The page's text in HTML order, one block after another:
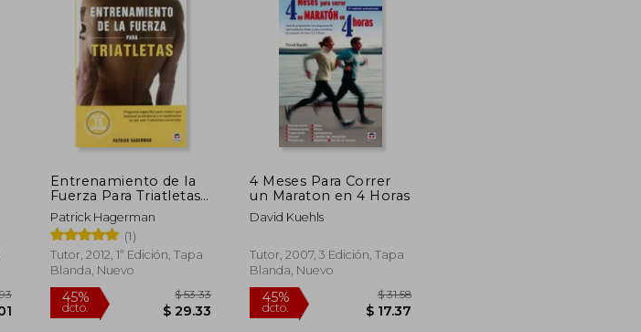
Entrenamiento de la
Fuerza Para Triatletas:
Programa Especifico p
ara Triatlon que Mejora
la Eficacia y el
Rendimiento en tan
Solo 3 Sesiones
Patrick Hagerman
(1)
Tutor, 2012, 1ª Edición, Tapa
Blanda, Nuevo
4 Meses Para Correr
un Maraton en 4 Horas
David Kuehls
Tutor, 2007, 3 Edición, Tapa
Blanda, Nuevo